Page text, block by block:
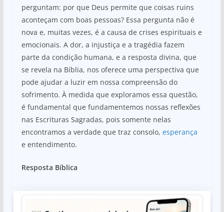
perguntam: por que Deus permite que coisas ruins
aconteçam com boas pessoas? Essa pergunta não é
nova e, muitas vezes, é a causa de crises espirituais e
emocionais. A dor, a injustiça e a tragédia fazem
parte da condição humana, e a resposta divina, que
se revela na Bíblia, nos oferece uma perspectiva que
pode ajudar a luzir em nossa compreensão do
sofrimento. À medida que exploramos essa questão,
é fundamental que fundamentemos nossas reflexões
nas Escrituras Sagradas, pois somente nelas
encontramos a verdade que traz consolo, esperança
e entendimento.
Resposta Bíblica